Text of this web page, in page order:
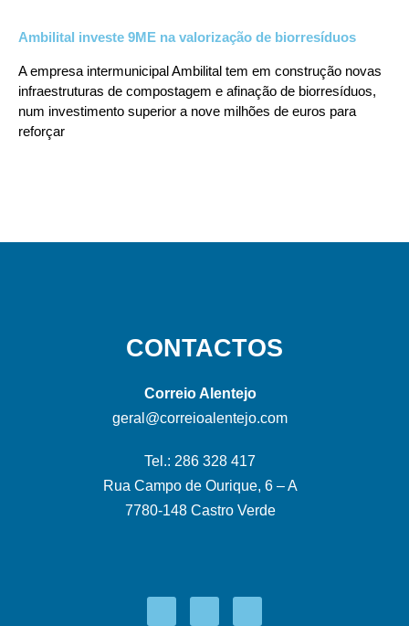
Ambilital investe 9ME na valorização de biorresíduos
A empresa intermunicipal Ambilital tem em construção novas
infraestruturas de compostagem e afinação de biorresíduos,
num investimento superior a nove milhões de euros para
reforçar
CONTACTOS
Correio Alentejo
geral@correioalentejo.com
Tel.: 286 328 417
Rua Campo de Ourique, 6 – A
7780-148 Castro Verde